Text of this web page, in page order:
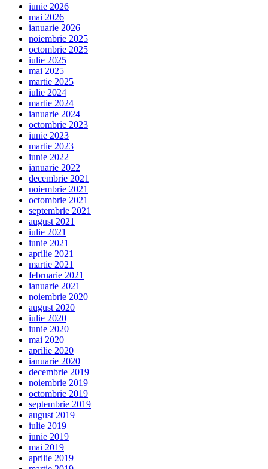
iunie 2026
mai 2026
ianuarie 2026
noiembrie 2025
octombrie 2025
iulie 2025
mai 2025
martie 2025
iulie 2024
martie 2024
ianuarie 2024
octombrie 2023
iunie 2023
martie 2023
iunie 2022
ianuarie 2022
decembrie 2021
noiembrie 2021
octombrie 2021
septembrie 2021
august 2021
iulie 2021
iunie 2021
aprilie 2021
martie 2021
februarie 2021
ianuarie 2021
noiembrie 2020
august 2020
iulie 2020
iunie 2020
mai 2020
aprilie 2020
ianuarie 2020
decembrie 2019
noiembrie 2019
octombrie 2019
septembrie 2019
august 2019
iulie 2019
iunie 2019
mai 2019
aprilie 2019